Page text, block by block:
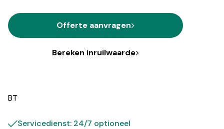
Offerte aanvragen
Bereken inruilwaarde
BT
Servicedienst: 24/7 optioneel